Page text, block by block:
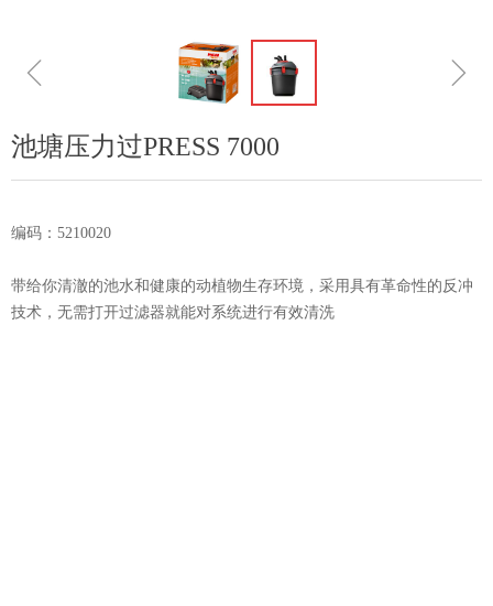
ꁆ ꁇ
池塘压力过PRESS 7000
编码：5210020
​​​​​​​带给你清澈的池水和健康的动植物生存环境，采用具有革命性的反冲
技术，无需打开过滤器就能对系统进行有效清洗